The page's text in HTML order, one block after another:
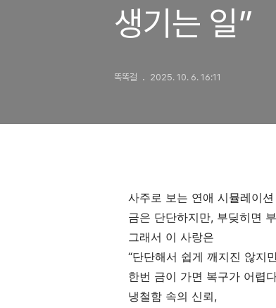
생기는 일”
똑똑걸 2025. 10. 6. 16:11
사주로 보는 연애 시뮬레이션
금은 단단하지만, 부딪히면
그래서 이 사랑은
“단단해서 쉽게 깨지진 않지
한번 금이 가면 복구가 어렵
냉철함 속의 신뢰,